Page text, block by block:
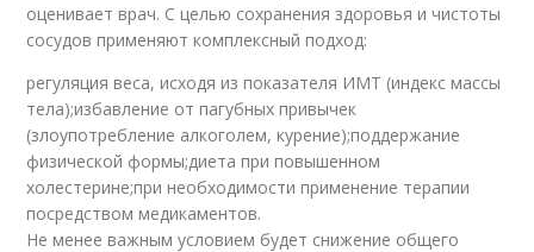
оценивает врач. С целью сохранения здоровья и чистоты
сосудов применяют комплексный подход:
регуляция веса, исходя из показателя ИМТ (индекс массы
тела);избавление от пагубных привычек
(злоупотребление алкоголем, курение);поддержание
физической формы;диета при повышенном
холестерине;при необходимости применение терапии
посредством медикаментов.
Не менее важным условием будет снижение общего